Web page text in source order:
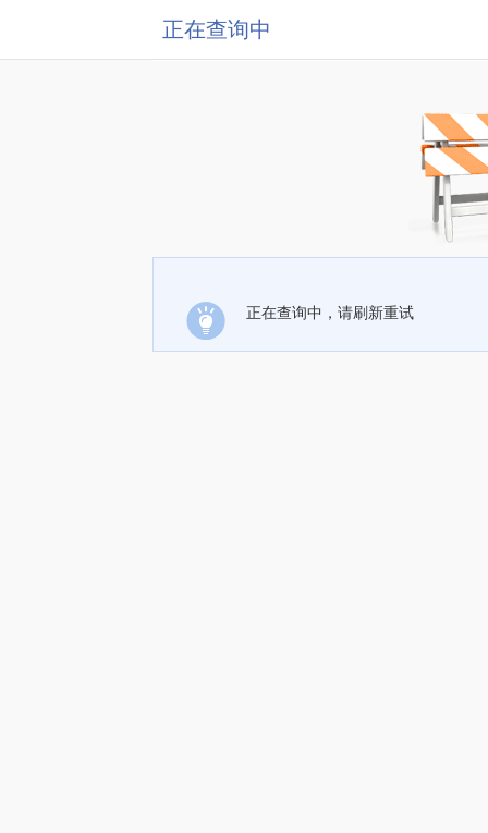
正在查询中
正在查询中，请刷新重试